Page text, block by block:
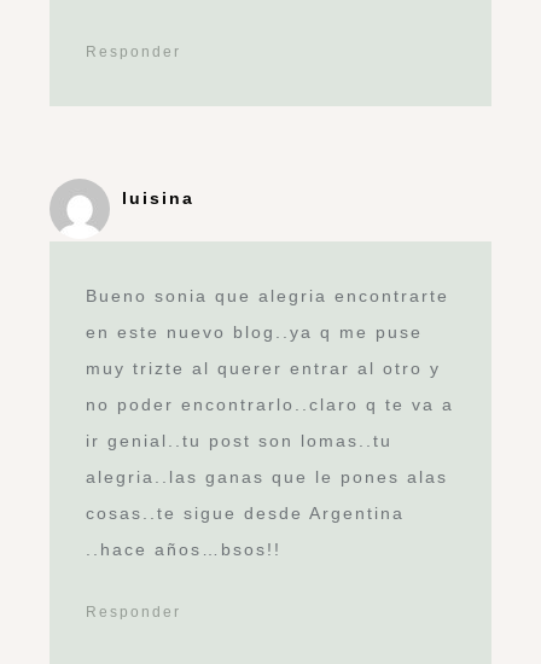
Responder
luisina
Bueno sonia que alegria encontrarte
en este nuevo blog..ya q me puse
muy trizte al querer entrar al otro y
no poder encontrarlo..claro q te va a
ir genial..tu post son lomas..tu
alegria..las ganas que le pones alas
cosas..te sigue desde Argentina
..hace años…bsos!!
Responder